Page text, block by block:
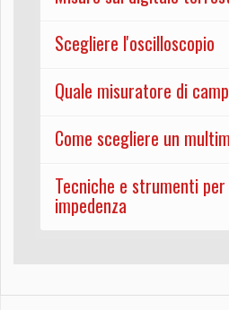
Scegliere l'oscilloscopio
Quale misuratore di
Come scegliere un
Tecniche e strumenti
impedenza